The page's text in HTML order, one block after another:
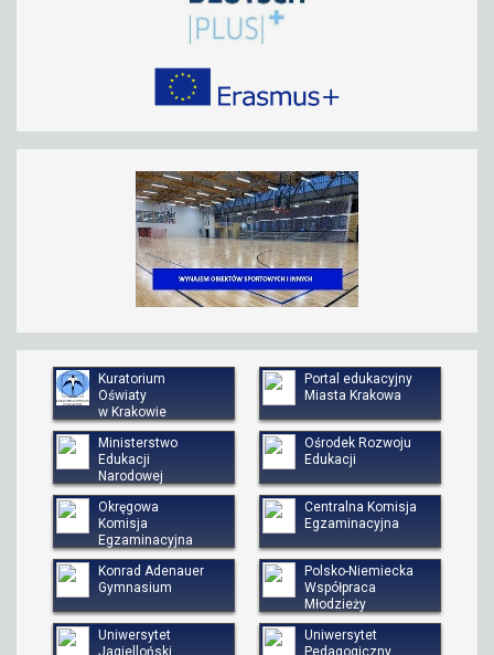
Kuratorium
Oświaty
w Krakowie
Portal edukacyjny
Miasta Krakowa
Ministerstwo
Edukacji
Narodowej
Ośrodek Rozwoju
Edukacji
Okręgowa
Komisja
Egzaminacyjna
Centralna Komisja
Egzaminacyjna
Konrad Adenauer
Gymnasium
Polsko-Niemiecka
Współpraca
Młodzieży
Uniwersytet
Jagielloński
Uniwersytet
Pedagogiczny